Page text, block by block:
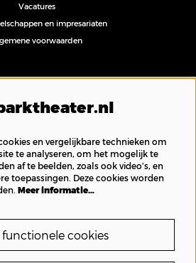
Vacatures
en impresariaten
voorwaarden
nieuwsbrief
en vergelijkbare technieken om
te analyseren, om het mogelijk te
af te beelden, zoals ook video’s, en
toepassingen. Deze cookies worden
Meer informatie…
functionele cookies